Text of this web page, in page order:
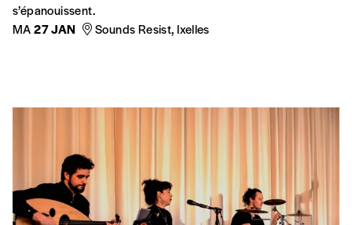
s’épanouissent.
MA27 JAN Sounds Resist, Ixelles